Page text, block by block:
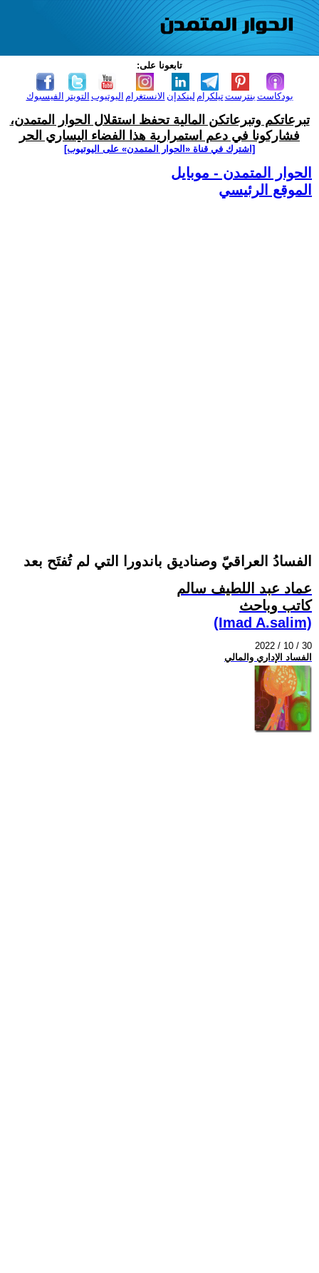
تابعونا على:
الفيسبوك التويتر اليوتيوب الانستغرام لينكدإن تيلكرامبنترست بودكاست
تبرعاتكم وتبرعاتكن المالية تحفظ استقلال الحوار المتمدن،
فشاركونا في دعم استمرارية هذا الفضاء اليساري الحر
[اشترك في قناة ‫«الحوار المتمدن» على اليوتيوب]
الحوار المتمدن - موبايل
الموقع الرئيسي
الفسادُ العراقيّ وصناديق باندورا التي لم تُفتَح بعد
عماد عبد اللطيف سالم
كاتب وباحث
(Imad A.salim)
2022 / 10 / 30
الفساد الإداري والمالي